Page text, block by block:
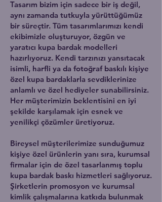
Tasarım bizim için sadece bir iş değil,
aynı zamanda tutkuyla yürüttüğümüz
bir süreçtir. Tüm tasarımlarımızı kendi
ekibimizle oluşturuyor, özgün ve
yaratıcı kupa bardak modelleri
hazırlıyoruz. Kendi tarzınızı yansıtacak
isimli, harfli ya da fotoğraf baskılı kişiye
özel kupa bardaklarla sevdiklerinize
anlamlı ve özel hediyeler sunabilirsiniz.
Her müşterimizin beklentisini en iyi
şekilde karşılamak için esnek ve
yenilikçi çözümler üretiyoruz.
Bireysel müşterilerimize sunduğumuz
kişiye özel ürünlerin yanı sıra, kurumsal
firmalar için de özel tasarlanmış toplu
kupa bardak baskı hizmetleri sağlıyoruz.
Şirketlerin promosyon ve kurumsal
kimlik çalışmalarına katkıda bulunmak